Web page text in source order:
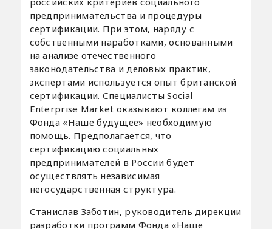
предпринимательства и процедуры
сертификации. При этом, наряду с
собственными наработками, основанными
на анализе отечественного
законодательства и деловых практик,
экспертами используется опыт британской
сертификации. Специалисты Social
Enterprise Market оказывают коллегам из
Фонда «Наше будущее» необходимую
помощь. Предполагается, что
сертификацию социальных
предпринимателей в России будет
осуществлять независимая
негосударственная структура.
Станислав Заботин, руководитель дирекции
разработки программ Фонда «Наше